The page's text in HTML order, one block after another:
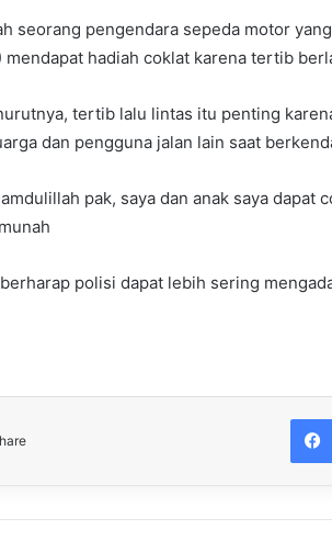
seorang pengendara sepeda motor
mendapat hadiah coklat karena tertib
tertib lalu lintas itu penting
dan pengguna jalan lain saat
pak, saya dan anak saya
polisi dapat lebih sering